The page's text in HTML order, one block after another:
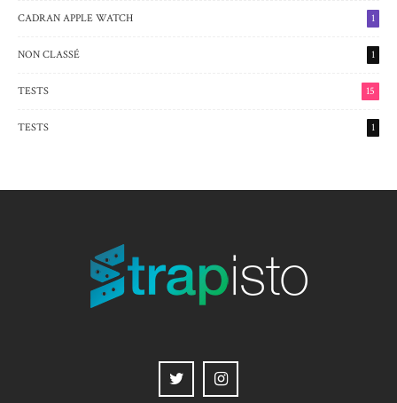
CADRAN APPLE WATCH 1
NON CLASSÉ 1
TESTS 15
TESTS 1